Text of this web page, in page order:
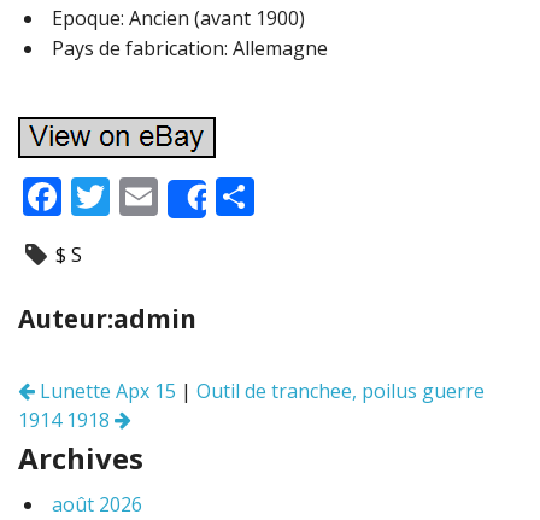
Epoque: Ancien (avant 1900)
Pays de fabrication: Allemagne
F
ac
e
b
o
k
T
er
E
m
l
Share
$ S
Auteur:admin
Navigation
des
articles
Lunette Apx 15 | Outil de tranchee, poilus guerre
1914 1918
Archives
août 2026